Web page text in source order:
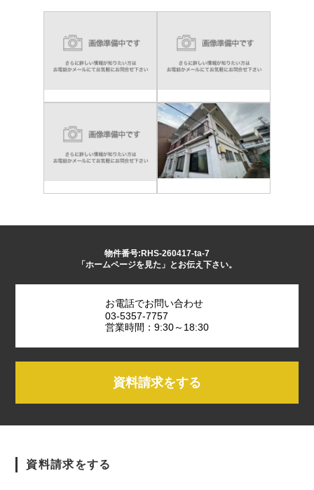
物件番号:RHS-260417-ta-7
「ホームページを見た」とお伝え下さい。
お電話でお問い合わせ
03-5357-7757
営業時間：9:30～18:30
資料請求をする
資料請求をする